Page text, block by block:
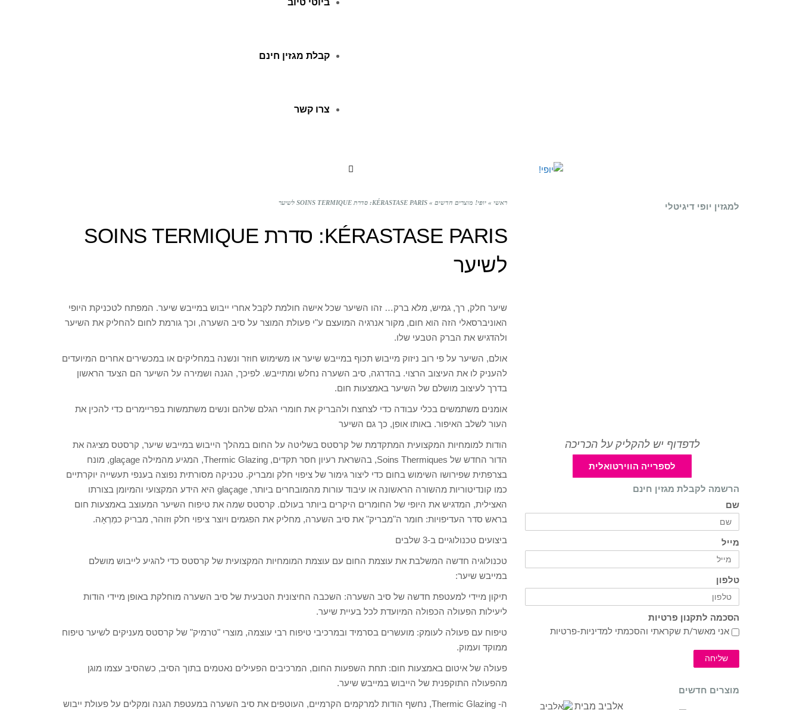
ביוטי טיוב
קבלת מגזין חינם
צרו קשר
ראשי » יופי! מוצרים חדשים » KÉRASTASE PARIS: סדרת SOINS TERMIQUE לשיער
KÉRASTASE PARIS: סדרת SOINS TERMIQUE
לשיער
שיער חלק, רך, גמיש, מלא ברק… זהו השיער שכל אישה חולמת לקבל אחרי ייבוש במייבש שיער. המפתח לטכניקת היופי
האוניברסאלי הזה הוא חום, מקור אנרגיה המועצם ע"י פעולת המוצר על סיב השערה, וכך גורמת לחום להחליק את השיער
ולהדגיש את הברק הטבעי שלו.
אולם, השיער על פי רוב ניזוק מייבוש תכוף במייבש שיער או משימוש חוזר ונשנה במחליקים או במכשירים אחרים המיועדים
להעניק לו את העיצוב הרצוי. בהדרגה, סיב השערה נחלש ומתייבש. לפיכך, הגנה ושמירה על השיער הם הצעד הראשון
בדרך לעיצוב מושלם של השיער באמצעות חום.
אומנים משתמשים בכלי עבודה כדי לצחצח ולהבריק את חומרי הגלם שלהם ונשים משתמשות בפריימרים כדי להכין את
העור לשלב האיפור. באותו אופן, כך גם השיער
הודות למומחיות המקצועית המתקדמת של קרסטס בשליטה על החום במהלך הייבוש במייבש שיער, קרסטס מציגה את
הדור החדש של Soins Thermiques, בהשראת רעיון חסר תקדים, Thermic Glazing, המגיע מהמילה glaçage, מונח
בצרפתית שפירושו השימוש בחום כדי ליצור גימור של ציפוי חלק ומבריק. טכניקה מסורתית נפוצה בענפי תעשייה יוקרתיים
כמו קונדיטוריות מהשורה הראשונה או עיבוד עורות מהמובחרים ביותר, glaçage היא הידע המקצועי והמיומן בצורתו
האצילית, המדגיש את היופי של החומרים היקרים ביותר בעולם. קרסטס שמה את טיפוח השיער המעוצב באמצעות חום
בראש סדר העדיפויות: חומר ה"מבריק" את סיב השערה, מחליק את הפגמים ויוצר ציפוי חלק וזוהר, מבריק כמַרְאָה.
ביצועים טכנולוגיים ב-3 שלבים
טכנולוגיה חדשה המשלבת את עוצמת החום עם עוצמת המומחיות המקצועית של קרסטס כדי להגיע לייבוש מושלם
במייבש שיער:
תיקון מיידי למעטפת חדשה של סיב השערה: השכבה החיצונית הטבעית של סיב השערה מוחלקת באופן מיידי הודות
ליעילות הפעולה הכפולה המיועדת לכל בעיית שיער.
טיפוח עם פעולה לעומק: מועשרים בסרמיד ובמרכיבי טיפוח רבי עוצמה, מוצרי "טרמיק" של קרסטס מעניקים לשיער טיפוח
ממוקד ועמוק.
פעולה של איטום באמצעות חום: תחת השפעות החום, המרכיבים הפעילים נאטמים בתוך הסיב, כשהסיב עצמו מוגן
מהפעולה התוקפנית של הייבוש במייבש שיער.
ה- Thermic Glazing, נחשף הודות למרקמים הקרמיים, העוטפים את סיב השערה במעטפת הגנה ומקלים על פעולת ייבוש
למגזין יופי דיגיטלי
לדפדוף יש להקליק על הכריכה
לספרייה הווירטואלית
הרשמה לקבלת מגזין חינם
שם
מייל
טלפון
הסכמה לתקנון פרטיות
אני מאשר/ת שקראתי והסכמתי למדיניות-פרטיות
שליחה
מוצרים חדשים
אלביב מבית